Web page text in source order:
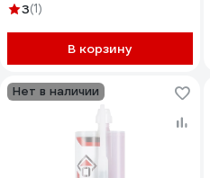
3(1)
В корзину
Нет в наличии